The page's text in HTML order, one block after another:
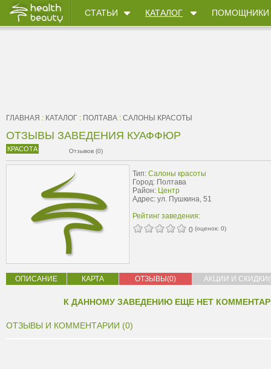
СТАТЬИ КАТАЛОГ ПОМОЩНИКИ
ГЛАВНАЯ : КАТАЛОГ : ПОЛТАВА : САЛОНЫ КРАСОТЫ
ОТЗЫВЫ ЗАВЕДЕНИЯ КУАФФЮР
КРАСОТА Отзывов (0)
Тип: Салоны красоты
Город: Полтава
Район: Центр
Адрес: ул. Пушкина, 51
Рейтинг заведения:
0 (оценок: 0)
ОПИСАНИЕ КАРТА ОТЗЫВЫ(0) АКЦИИ И
К ДАННОМУ ЗАВЕДЕНИЮ ЕЩЕ НЕТ
ОТЗЫВЫ И КОММЕНТАРИИ (0)